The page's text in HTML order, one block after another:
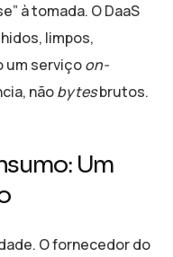
à tomada. O DaaS
limpos,
um serviçoon-
nãobytesbrutos.
Um
O fornecedor do